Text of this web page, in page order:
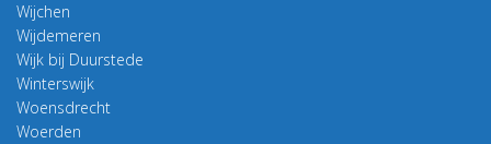
Wijchen
Wijdemeren
Wijk bij Duurstede
Winterswijk
Woensdrecht
Woerden